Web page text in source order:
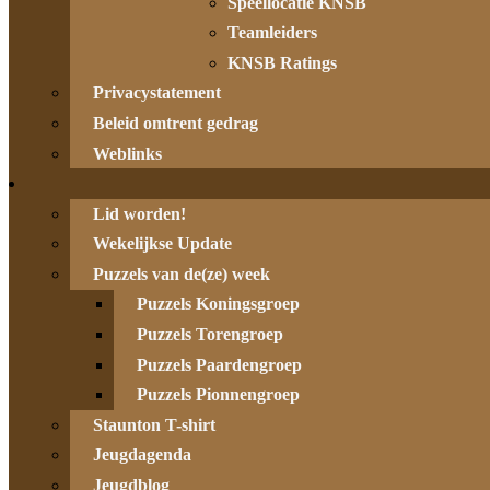
Teamleiders
KNSB Ratings
Privacystatement
Beleid omtrent gedrag
Weblinks
Lid worden!
Wekelijkse Update
Puzzels van de(ze) week
Puzzels Koningsgroep
Puzzels Torengroep
Puzzels Paardengroep
Puzzels Pionnengroep
Staunton T-shirt
Jeugdagenda
Jeugdblog